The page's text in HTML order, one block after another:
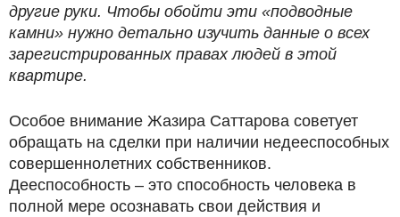
другие руки. Чтобы обойти эти «подводные
камни» нужно детально изучить данные о всех
зарегистрированных правах людей в этой
квартире.
Особое внимание Жазира Саттарова советует
обращать на сделки при наличии недееспособных
совершеннолетних собственников.
Дееспособность – это способность человека в
полной мере осознавать свои действия и